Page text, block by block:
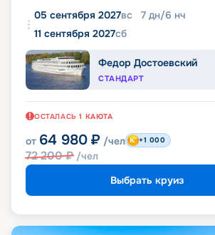
05 сентября 2027вс 7 дн/6 нч
11 сентября 2027сб
Федор Достоевский
СТАНДАРТ
ОСТАЛАСЬ 1 КАЮТА
от 64 980 ₽ /чел
72 200₽ /чел
+1 000
Выбрать круиз